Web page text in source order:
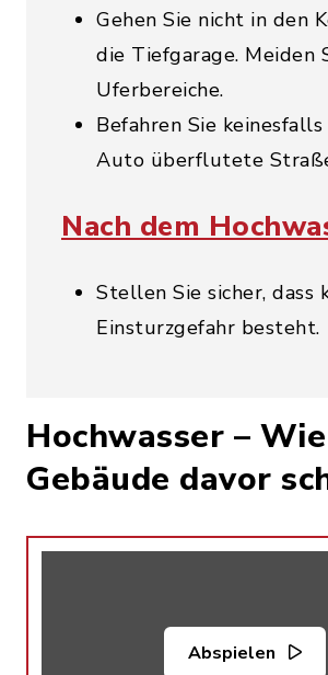
Gehen Sie nicht in den
die Tiefgarage. Meiden
Uferbereiche.
Befahren Sie
Auto überflutete
Nach dem
Stellen Sie sicher, dass
Einsturzgefahr besteht.
Hochwasser –
Gebäude davor
Abspielen